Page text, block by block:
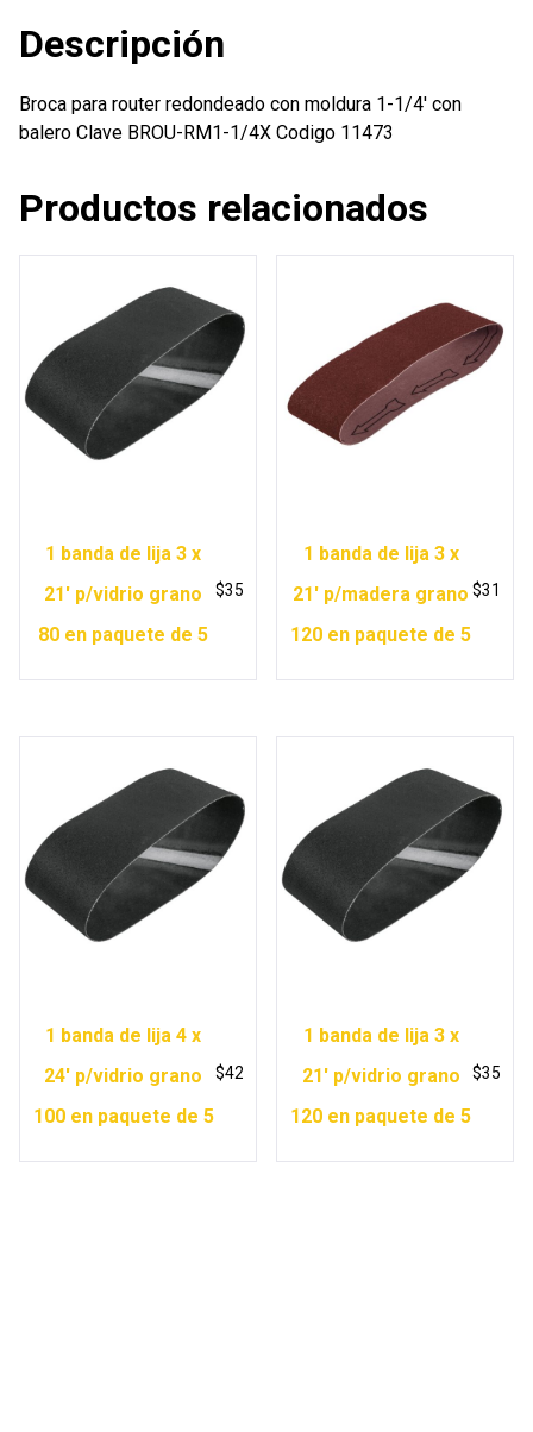
cantidad
Descripción
Broca para router redondeado con moldura 1-1/4′ con
balero Clave BROU-RM1-1/4X Codigo 11473
Productos relacionados
1 banda de lija 3 x
21′ p/vidrio grano
80 en paquete de 5
$35
1 banda de lija 3 x
21′ p/madera grano
120 en paquete de 5
$31
1 banda de lija 4 x
24′ p/vidrio grano
100 en paquete de 5
$42
1 banda de lija 3 x
21′ p/vidrio grano
120 en paquete de 5
$35